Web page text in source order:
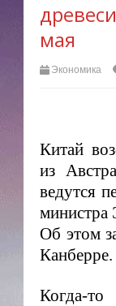
мая
Экономика
Китай
из
ведутся
министра
Об этом
Канберре.
Когда-